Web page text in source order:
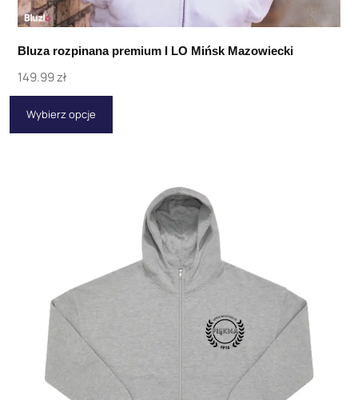
Bluza rozpinana premium I LO Mińsk Mazowiecki
149.99zł
Wybierz opcje